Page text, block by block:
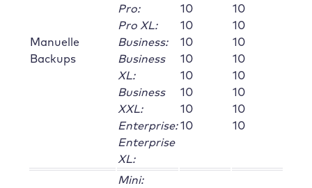
Manuelle
Backups
Pro:
Pro XL:
Business:
Business
XL:
Business
XXL:
Enterprise:
Enterprise
XL:
10
10
10
10
10
10
10
10
10
10
10
10
10
10
10
10
Mini: